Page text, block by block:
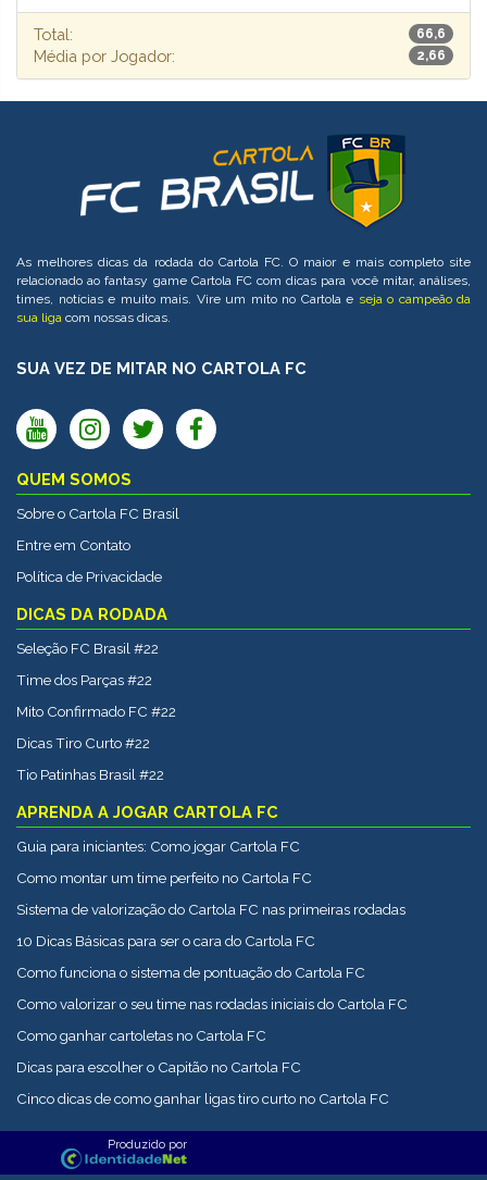
Total: 66,6
Média por Jogador: 2,66
As melhores dicas da rodada do Cartola FC. O maior e mais completo site
relacionado ao fantasy game Cartola FC com dicas para você mitar, análises,
times, notícias e muito mais. Vire um mito no Cartola e seja o campeão da
sua liga com nossas dicas.
SUA VEZ DE MITAR NO CARTOLA FC
QUEM SOMOS
Sobre o Cartola FC Brasil
Entre em Contato
Política de Privacidade
DICAS DA RODADA
Seleção FC Brasil #22
Time dos Parças #22
Mito Confirmado FC #22
Dicas Tiro Curto #22
Tio Patinhas Brasil #22
APRENDA A JOGAR CARTOLA FC
Guia para iniciantes: Como jogar Cartola FC
Como montar um time perfeito no Cartola FC
Sistema de valorização do Cartola FC nas primeiras rodadas
10 Dicas Básicas para ser o cara do Cartola FC
Como funciona o sistema de pontuação do Cartola FC
Como valorizar o seu time nas rodadas iniciais do Cartola FC
Como ganhar cartoletas no Cartola FC
Dicas para escolher o Capitão no Cartola FC
Cinco dicas de como ganhar ligas tiro curto no Cartola FC
Produzido por